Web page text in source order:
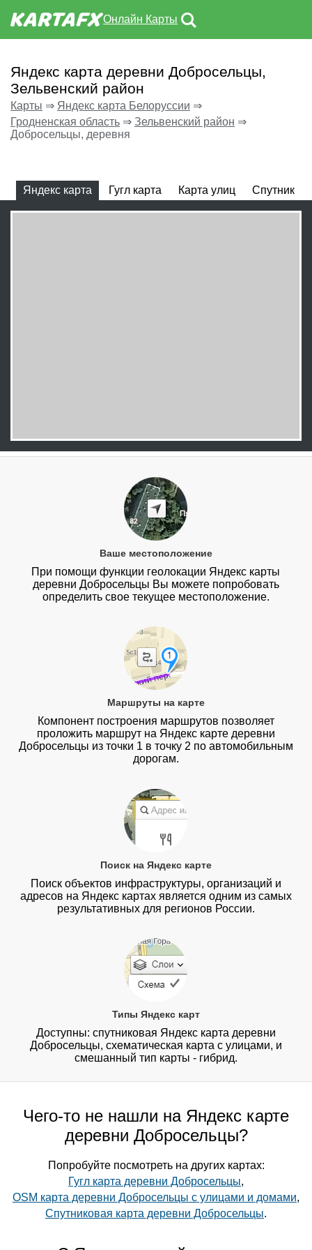
Онлайн Карты
Яндекс карта деревни Добросельцы,
Зельвенский район
Карты ⇒ Яндекс карта Белоруссии ⇒
Гродненская область ⇒ Зельвенский район ⇒
Добросельцы, деревня
Яндекс карта Гугл карта Карта улиц Спутник
Ваше местоположение
При помощи функции геолокации Яндекс карты
деревни Добросельцы Вы можете попробовать
определить свое текущее местоположение.
Маршруты на карте
Компонент построения маршрутов позволяет
проложить маршрут на Яндекс карте деревни
Добросельцы из точки 1 в точку 2 по автомобильным
дорогам.
Поиск на Яндекс карте
Поиск объектов инфраструктуры, организаций и
адресов на Яндекс картах является одним из самых
результативных для регионов России.
Типы Яндекс карт
Доступны: спутниковая Яндекс карта деревни
Добросельцы, схематическая карта с улицами, и
смешанный тип карты - гибрид.
Чего-то не нашли на Яндекс карте
деревни Добросельцы?
Попробуйте посмотреть на других картах:
Гугл карта деревни Добросельцы,
OSM карта деревни Добросельцы с улицами и домами,
Спутниковая карта деревни Добросельцы.